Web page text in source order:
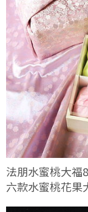
法朋水蜜桃大福
六款水蜜桃花果